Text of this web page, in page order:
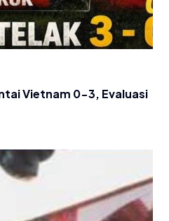
Vietnam 0-3, Evaluasi